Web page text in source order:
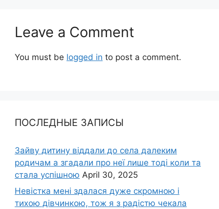
Leave a Comment
You must be logged in to post a comment.
ПОСЛЕДНЫЕ ЗАПИСЫ
Зайву дитину віддали до села далеким
родичам а згадали про неї лише тоді коли та
стала успішною April 30, 2025
Невістка мені здалася дуже скромною і
тихою дівчинкою, тож я з радістю чекала